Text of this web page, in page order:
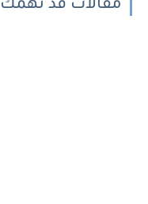
مقالات قد تهمك